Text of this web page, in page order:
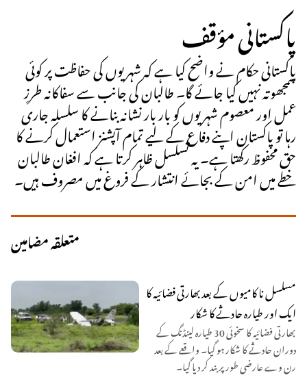
پاکستانی مؤقف
پاکستانی حکام نے واضح کیا ہے کہ شہریوں کی حفاظت پر کوئی
سمجھوتہ نہیں کیا جائے گا۔ طالبان کی جانب سے سفاکانہ طرزِ
عمل اور معصوم شہریوں کو بار بار نشانہ بنانے کا سلسلہ جاری
رہا تو پاکستان اپنے دفاع کے لیے تمام آپشنز استعمال کرنے کا
حق محفوظ رکھتا ہے۔ یہ تسلسل ظاہر کرتا ہے کہ افغان طالبان
خطے میں امن کے بجائے انتشار کے فروغ میں مصروف ہیں۔
متعلقہ مضامین
مسلسل نا کامیوں کے بعد بھارتی فضائیہ کا
ایک اور طیارہ حادثے کا شکار
بھارتی فضائیہ کا سخوئی 30 طیارہ لینڈنگ کے
دوران حادثے کا شکار ہو گیا۔ واقعے کے بعد
رن وے عارضی طور پر بند کر دیا گیا۔